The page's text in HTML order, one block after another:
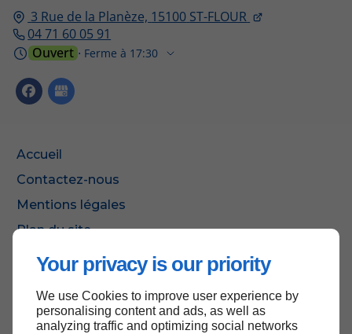
Your privacy is our priority
We use Cookies to improve user experience by
personalising content and ads, as well as
analyzing traffic and optimizing social networks
3 Rue de la Planèze, 15100 ST-FLOUR
04 71 60 05 91
Ouvert ⋅ Ferme à 17:30
Accueil
Contactez-nous
Mentions légales
Plan du site
Haut de page